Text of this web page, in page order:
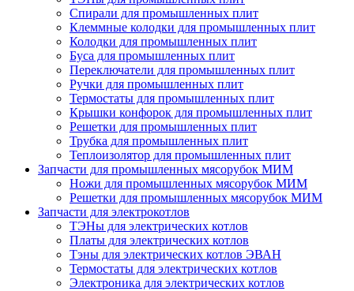
Спирали для промышленных плит
Клеммные колодки для промышленных плит
Колодки для промышленных плит
Буса для промышленных плит
Переключатели для промышленных плит
Ручки для промышленных плит
Термостаты для промышленных плит
Крышки конфорок для промышленных плит
Решетки для промышленных плит
Трубка для промышленных плит
Теплоизолятор для промышленных плит
Запчасти для промышленных мясорубок МИМ
Ножи для промышленных мясорубок МИМ
Решетки для промышленных мясорубок МИМ
Запчасти для электрокотлов
ТЭНы для электрических котлов
Платы для электрических котлов
Тэны для электрических котлов ЭВАН
Термостаты для электрических котлов
Электроника для электрических котлов